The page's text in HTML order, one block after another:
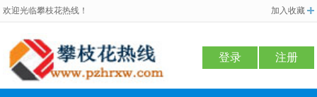
欢迎光临攀枝花热线！ 加入收藏
登录 注册